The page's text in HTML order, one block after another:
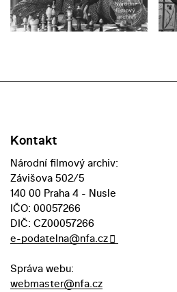
Kontakt
Národní filmový archiv:
Závišova 502/5
140 00 Praha 4 - Nusle
IČO: 00057266
DIČ: CZ00057266
e-podatelna@nfa.cz
Správa webu:
webmaster@nfa.cz